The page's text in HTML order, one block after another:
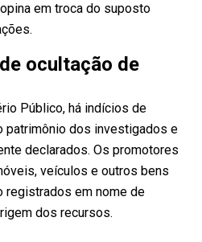
em troca do suposto
ocultação de
Público, há indícios de
patrimônio dos investigados e
declarados. Os promotores
veículos e outros bens
registrados em nome de
dos recursos.